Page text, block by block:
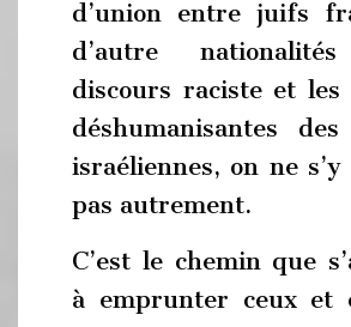
d’union entre juifs
d’autre
discours raciste et les
déshumanisantes
israéliennes, on ne
pas autrement.
C’est le chemin que
à emprunter ceux et